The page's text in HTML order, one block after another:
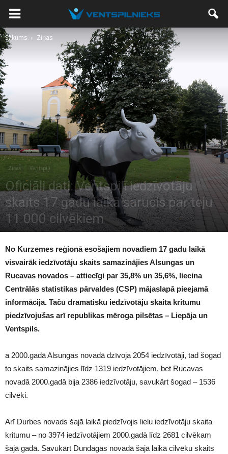
Sākums Ziņas
Ziņas Ventspilī
Oficiāli dati: Ventspilī iedzīvotāju
skaits 17 gadu laikā sarucis par teju
11 000 cilvēkiem
8055
No Kurzemes reģionā esošajiem novadiem 17 gadu laikā
visvairāk iedzīvotāju skaits samazinājies Alsungas un
Rucavas novados – attiecīgi par 35,8% un 35,6%, liecina
Centrālās statistikas pārvaldes (CSP) mājaslapā pieejamā
informācija. Taču dramatisku iedzīvotāju skaita kritumu
piedzīvojušas arī republikas mēroga pilsētas – Liepāja un
Ventspils.
a 2000.gadā Alsungas novadā dzīvoja 2054 iedzīvotāji, tad šogad
to skaits samazinājies līdz 1319 iedzīvotājiem, bet Rucavas
novadā 2000.gadā bija 2386 iedzīvotāju, savukārt šogad – 1536
cilvēki.
Arī Durbes novads šajā laikā piedzīvojis lielu iedzīvotāju skaita
kritumu – no 3974 iedzīvotājiem 2000.gadā līdz 2681 cilvēkam
šajā gadā. Savukārt Dundagas novadā šajā laikā cilvēku skaits